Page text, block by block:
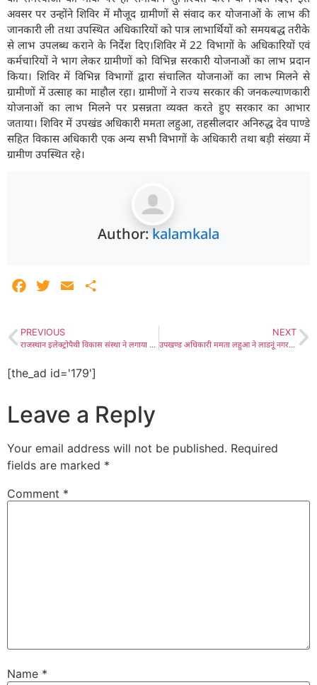
अवसर पर उन्होंने शिविर में मौजूद ग्रामीणों से संवाद कर योजनाओं के लाभ की
जानकारी ली तथा उपस्थित अधिकारियों को पात्र लाभार्थियों को समयबद्ध तरीके
से लाभ उपलब्ध कराने के निर्देश दिए।शिविर में 22 विभागों के अधिकारियों एवं
कर्मचारियों ने भाग लेकर ग्रामीणों को विभिन्न सरकारी योजनाओं का लाभ प्रदान
किया‌।‌ शिविर में विभिन्न विभागों द्वारा संचालित योजनाओं का लाभ मिलने से
ग्रामीणों में उत्साह का माहौल रहा। ग्रामीणों ने राज्य सरकार की जनकल्याणकारी
योजनाओं का लाभ मिलने पर प्रसन्नता व्यक्त करते हुए सरकार का आभार
जताया। शिविर में उपखंड अधिकारी ममता लहुआ, तहसीलदार अनिरुद्ध देव पाण्डे
सहित विकास अधिकारी एक अन्य सभी विभागों के अधिकारी तथा बड़ी संख्या में
ग्रामीण उपस्थित रहे।
Author:kalamkala
FacebookTwitterEmail
PREVIOUS
राजस्थान इलेक्ट्रोपैथी विकास संस्था ने लगाया विशाल नि:शुल्क चिकित्सा शिविर, इलेक्ट्रोपैथी से किया सैंकड़ों मरीजों का उपचार
NEXT
उपखण्ड अधिकारी ममता लहुआ ने लाडनूं नगर पालिका में आयोजित शहरी सेवा शिविर मे ली रिव्यू मीटिंग, दिये निर्देश व बांटे पट्टे
[the_ad id='179']
Leave a Reply
Your email address will not be published. Required
fields are marked *
Comment *
Name *